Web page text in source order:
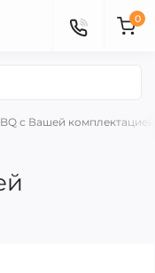
0
с Вашей комплектацией